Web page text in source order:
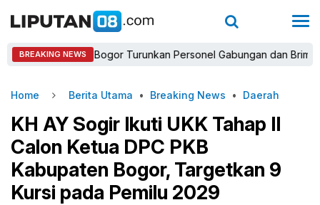
BREAKING NEWS
Kapolres Bogor Turunkan Personel Gabungan dan Brimob,
Home Berita Utama • Breaking News • Daerah
KH AY Sogir Ikuti UKK Tahap II
Calon Ketua DPC PKB
Kabupaten Bogor, Targetkan 9
Kursi pada Pemilu 2029